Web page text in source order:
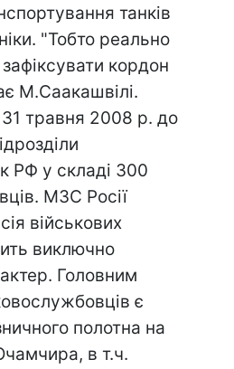
танків
"Тобто реально
кордон
М.Саакашвілі.
травня 2008 р. до
РФ у складі 300
МЗС Росії
військових
виключно
Головним
є
полотна на
в т.ч.